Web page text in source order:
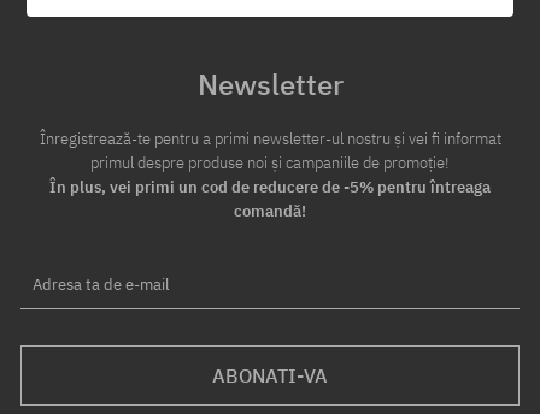
Newsletter
Înregistrează-te pentru a primi newsletter-ul nostru și vei fi informat
primul despre produse noi și campaniile de promoție!
În plus, vei primi un cod de reducere de -5% pentru întreaga
comandă!
Adresa ta de e-mail
ABONATI-VA